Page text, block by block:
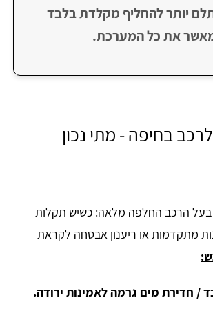
יותר להחליף מקלדת בלבד
את כל המערכת.
בחיפה - מתי נכון
בעל הרכב החלפה מלאה: כשיש תקלות
מתקדמות או ריענון אבטחה לקראת
/ חדירת מים גרמה לאמינות ירודה.